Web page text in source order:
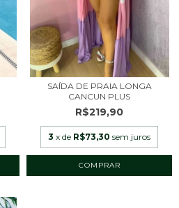
SAÍDA DE PRAIA LONGA
CANCUN PLUS
R$219,90
3 x de R$73,30 sem juros
COMPRAR